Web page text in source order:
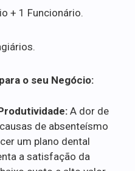
+ 1 Funcionário.
o seu Negócio:
A dor de
de absenteísmo
um plano dental
a satisfação da